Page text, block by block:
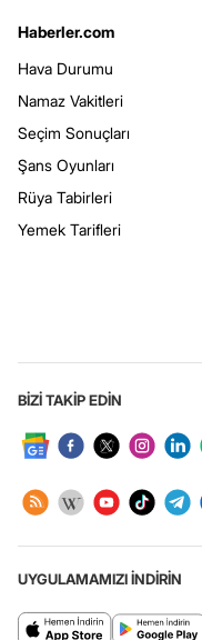
Haberler.com
Hava Durumu
Namaz Vakitleri
Seçim Sonuçları
Şans Oyunları
Rüya Tabirleri
Yemek Tarifleri
BİZİ TAKİP EDİN
UYGULAMAMIZI İNDİRİN